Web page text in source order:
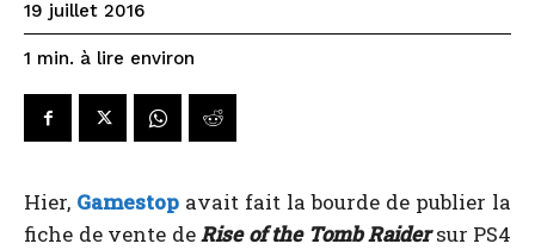
19 juillet 2016
1 min. à lire environ
Hier, Gamestop avait fait la bourde de publier la
fiche de vente deRise of the Tomb Raidersur PS4